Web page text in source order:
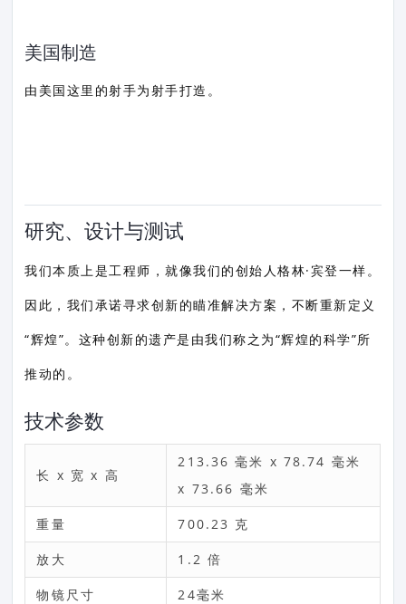
美国制造
由美国这里的射手为射手打造。
研究、设计与测试
我们本质上是工程师，就像我们的创始人格林·宾登一样。
因此，我们承诺寻求创新的瞄准解决方案，不断重新定义
“辉煌”。这种创新的遗产是由我们称之为“辉煌的科学”所
推动的。
技术参数
长 x 宽 x 高
213.36 毫米 x 78.74 毫米
x 73.66 毫米
重量 700.23 克
放大 1.2 倍
物镜尺寸 24毫米